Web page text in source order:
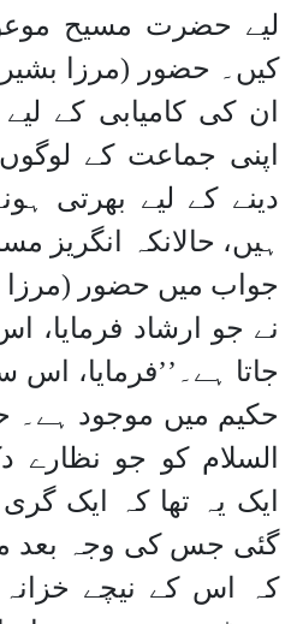
لیے حضرت مسیح
کیں۔ حضور (مرزا
ان کی کامیابی کے
اپنی جماعت کے
دینے کے لیے بھرتی
ہیں، حالانکہ انگریز
جواب میں حضور (مرزا
نے جو ارشاد فرمایا،
جاتا ہے۔’’فرمایا،
حکیم میں موجود
السلام کو جو نظارے
ایک یہ تھا کہ ایک
گئی جس کی وجہ بعد
کہ اس کے نیچے